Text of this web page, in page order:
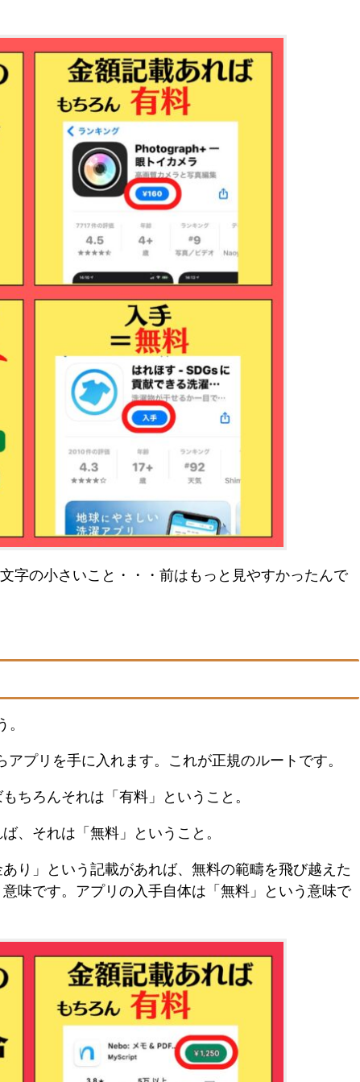
字の小さいこと・・・前はもっと見やすかったんで
プリを手に入れます。これが正規のルートです。
ちろんそれは「有料」ということ。
、それは「無料」ということ。
り」という記載があれば、無料の範疇を飛び越えた
味です。アプリの入手自体は「無料」という意味で